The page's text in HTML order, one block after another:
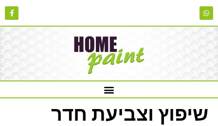
שיפוץ וצביעת חדר